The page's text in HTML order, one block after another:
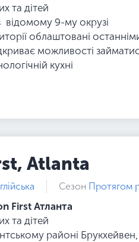
та дітей
9-му окрузі
облаштовані
можливості
кухні
Atlanta
Сезон Протягом
First Атланта
та дітей
районі